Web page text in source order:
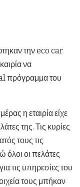
την eco car
να
πρόγραμμα του
η εταιρία είχε
της. Τις κυρίες
τους τις
όλοι οι πελάτες
τις υπηρεσίες του
τους μπήκαν